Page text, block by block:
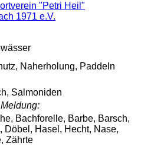
"Petri Heil"
1971 e.V.
Naherholung, Paddeln
Salmoniden
Bachforelle, Barbe, Barsch,
Döbel, Hasel, Hecht, Nase,
Zährte